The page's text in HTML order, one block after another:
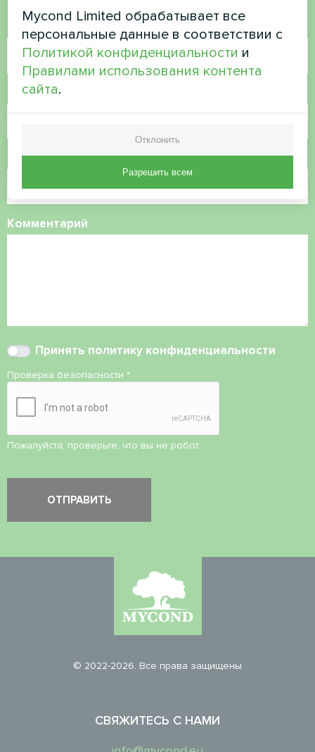
Номер телефона
Электронная почта
Комментарий
Принять политику конфиденциальности
Проверка безопасности *
Пожалуйста, проверьте, что вы не робот.
© 2022-2026. Все права защищены
СВЯЖИТЕСЬ С НАМИ
Mycond Limited обрабатывает все
персональные данные в соответствии с
Политикой конфиденциальности и
Правилами использования контента
сайта.
Отклонить
Разрешить всем